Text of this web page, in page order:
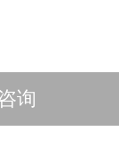
询